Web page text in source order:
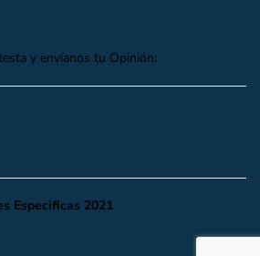
y envíanos tu Opinión:
Especificas 2021